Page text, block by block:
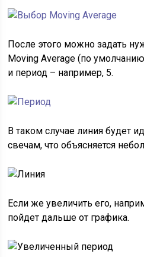
После этого можно задать
Moving Average (по
и период – например, 5.
В таком случае линия будет
свечам, что объясняется
Если же увеличить его,
пойдет дальше от графика.